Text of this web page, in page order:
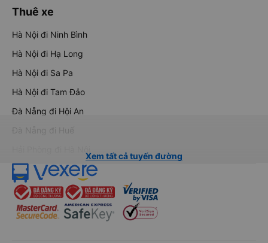
Thuê xe
Hà Nội đi Ninh Bình
Hà Nội đi Hạ Long
Hà Nội đi Sa Pa
Hà Nội đi Tam Đảo
Đà Nẵng đi Hội An
Đà Nẵng đi Huế
Xem tất cả tuyến đường